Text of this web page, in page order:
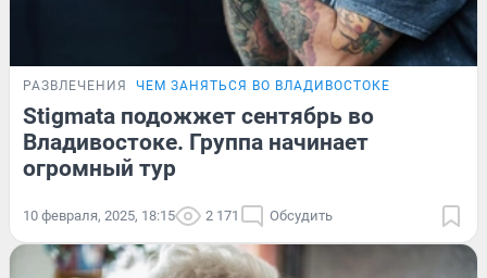
РАЗВЛЕЧЕНИЯ ЧЕМ ЗАНЯТЬСЯ ВО ВЛАДИВОСТОКЕ
Stigmata подожжет сентябрь во
Владивостоке. Группа начинает
огромный тур
10 февраля, 2025, 18:15 2 171 Обсудить